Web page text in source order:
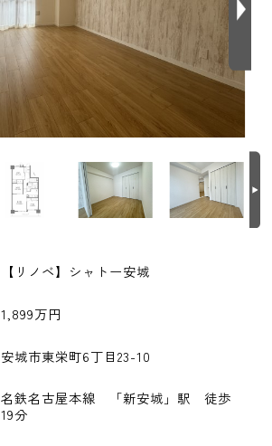
【リノベ】シャトー安城
1,899万円
安城市東栄町6丁目23-10
名鉄名古屋本線 「新安城」駅 徒歩
19分